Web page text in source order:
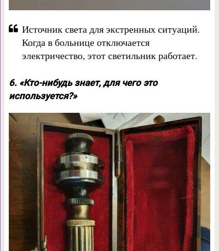
Источник света для экстренных ситуаций.
Когда в больнице отключается
электричество, этот светильник работает.
6. «Кто-нибудь знает, для чего это
используется?»